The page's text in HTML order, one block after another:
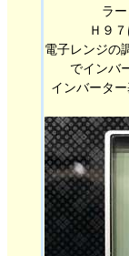
ラ
Ｈ９
電子レンジの
でインバ
インバータ